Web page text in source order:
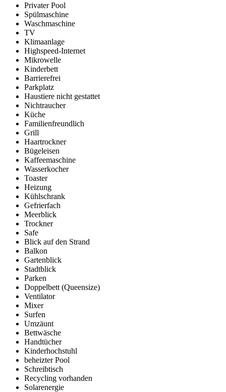
Privater Pool
Spülmaschine
Waschmaschine
TV
Klimaanlage
Highspeed-Internet
Mikrowelle
Kinderbett
Barrierefrei
Parkplatz
Haustiere nicht gestattet
Nichtraucher
Küche
Familienfreundlich
Grill
Haartrockner
Bügeleisen
Kaffeemaschine
Wasserkocher
Toaster
Heizung
Kühlschrank
Gefrierfach
Meerblick
Trockner
Safe
Blick auf den Strand
Balkon
Gartenblick
Stadtblick
Parken
Doppelbett (Queensize)
Ventilator
Mixer
Surfen
Umzäunt
Bettwäsche
Handtücher
Kinderhochstuhl
beheizter Pool
Schreibtisch
Recycling vorhanden
Solarenergie